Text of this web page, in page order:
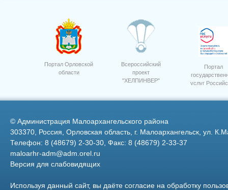
Портал Орловской
области
Всероссийский
проект
"ХЕЛПИНВЕР"
Портал
услуг
© Администрация Малоархангельского района
303370, Россия, Орловская область, г. Малоархангельск, ул.
Телефон: 8 (48679) 2-30-30, Факс: 8 (48679) 2-33-37
maloarhr-adm@adm.orel.ru
Версия для слабовидящих
Используя данный сайт, вы даёте согласие на обработку